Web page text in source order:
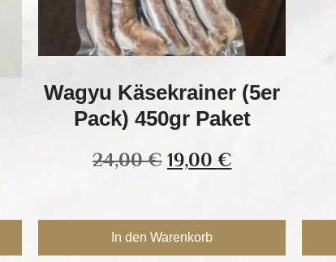
Wagyu Käsekrainer (5er
Pack) 450gr Paket
24,00€ 19,00 €
In den Warenkorb